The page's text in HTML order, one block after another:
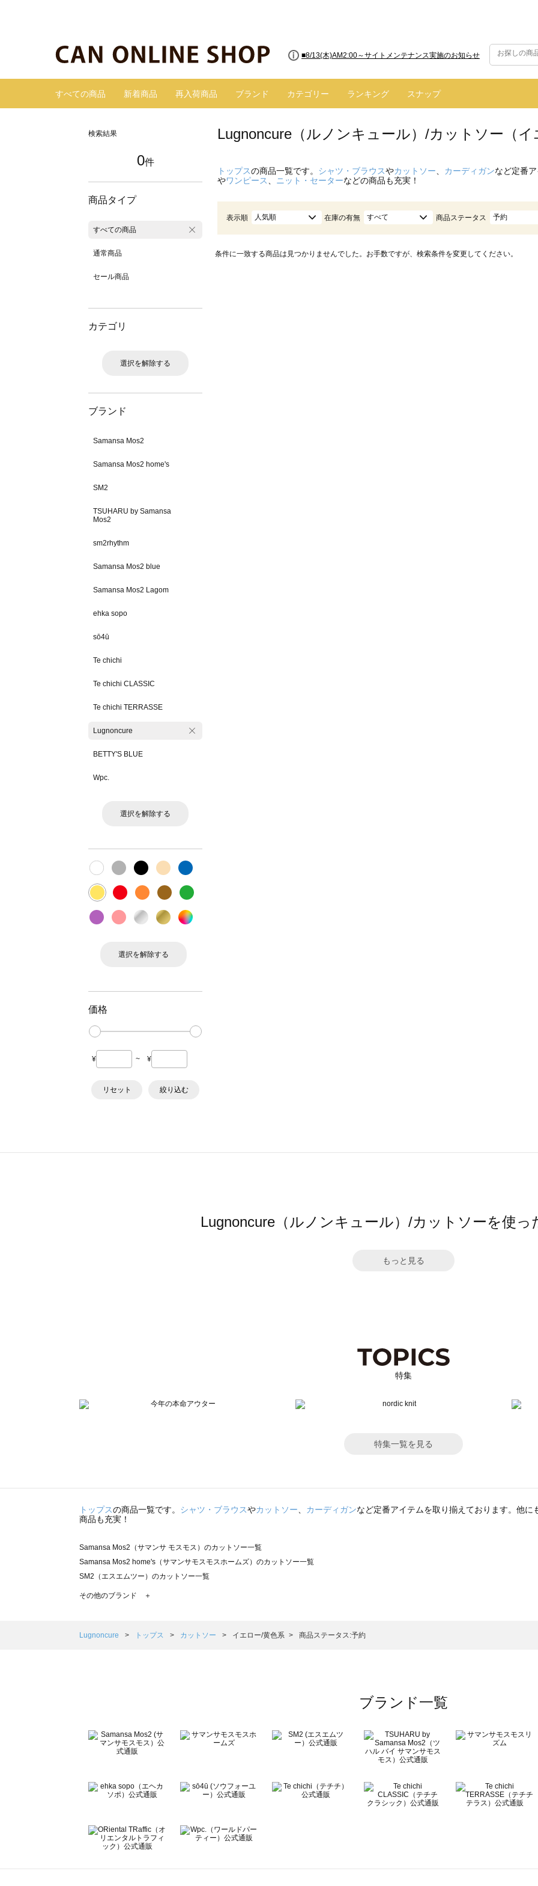
■8/13(木)AM2:00～サイトメンテナンス実施のお知らせ
すべての商品 新着商品 再入荷商品 ブランド カテゴリー ランキング スナップ
検索結果
0件
商品タイプ
すべての商品
通常商品
セール商品
カテゴリ
選択を解除する
ブランド
Samansa Mos2
Samansa Mos2 home's
SM2
TSUHARU by Samansa
Mos2
sm2rhythm
Samansa Mos2 blue
Samansa Mos2 Lagom
ehka sopo
sō4ū
Te chichi
Te chichi CLASSIC
Te chichi TERRASSE
Lugnoncure
BETTY'S BLUE
Wpc.
選択を解除する
選択を解除する
価格
¥ ~ ¥
リセット 絞り込む
Lugnoncure（ルノンキュール）/カットソー（イ
トップスの商品一覧です。 シャツ・ブラウスやカットソー カーディガンなど定番
やワンピース ニット・セーターなどの商品も充実！
表示順 人気順 在庫の有無 すべて 商品ステータス 予約
条件に一致する商品は見つかりませんでした。お手数ですが、検索条件を変更してください。
Lugnoncure（ルノンキュール）/カットソーを使っ
もっと見る
特集
特集一覧を見る
トップスの商品一覧です。 シャツ・ブラウスやカットソー カーディガンなど定番アイテムを取り揃えております。他に
商品も充実！
Samansa Mos2（サマンサ モスモス）のカットソー一覧
Samansa Mos2 home's（サマンサモスモスホームズ）のカットソー一覧
SM2（エスエムツー）のカットソー一覧
TSUHARU by Samansa Mos2（ツハルバイサマンサモスモス）のカットソー一覧
Samansa Mos2 Lagom（サマンサモスモス ラーゴム）のカットソー一覧
BETTY'S BLUE（べティーズブルー）のカットソー一覧
Wpc.（ワールドパーティー）のカットソー一覧
その他のブランド ＋
Lugnoncure トップス カットソー イエロー/黄色系 商品ステータス:予約
ブランド一覧